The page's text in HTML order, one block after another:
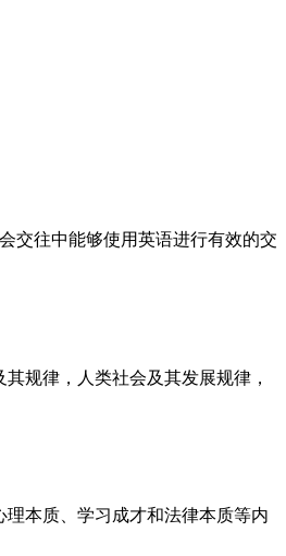
交往中能够使用英语进行有效的交
规律，人类社会及其发展规律，
本质、学习成才和法律本质等内